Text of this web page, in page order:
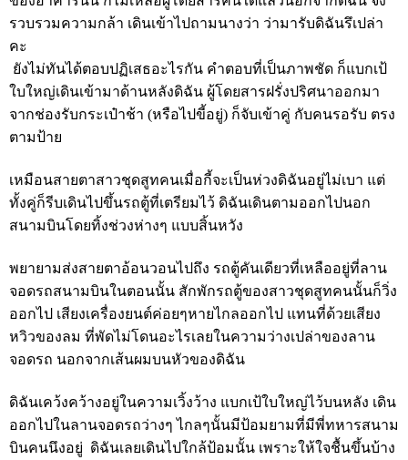
รวบรวมความกล้า เดินเข้าไปถามนางว่า ว่ามารับดิฉันรึเปล่า
คะ
ยังไม่ทันได้ตอบปฏิเสธอะไรกัน คำตอบที่เป็นภาพชัด ก็แบกเป้
ใบใหญ่เดินเข้ามาด้านหลังดิฉัน ผู้โดยสารฝรั่งปริศนาออกมา
จากช่องรับกระเป๋าช้า (หรือไปขี้อยู่) ก็จับเข้าคู่ กับคนรอรับ ตรง
ตามป้าย
เหมือนสายตาสาวชุดสูทคนเมื่อกี้จะเป็นห่วงดิฉันอยู่ไม่เบา แต่
ทั้งคู่ก็รีบเดินไปขึ้นรถตู้ที่เตรียมไว้ ดิฉันเดินตามออกไปนอก
สนามบินโดยทิ้งช่วงห่างๆ แบบสิ้นหวัง
พยายามส่งสายตาอ้อนวอนไปถึง รถตู้คันเดียวที่เหลืออยู่ที่ลาน
จอดรถสนามบินในตอนนั้น สักพักรถตู้ของสาวชุดสูทคนนั้นก็วิ่ง
ออกไป เสียงเครื่องยนต์ค่อยๆหายไกลออกไป แทนที่ด้วยเสียง
หวิวของลม ที่พัดไม่โดนอะไรเลยในความว่างเปล่าของลาน
จอดรถ นอกจากเส้นผมบนหัวของดิฉัน
ดิฉันเคว้งคว้างอยู่ในความเวิ้งว้าง แบกเป้ใบใหญ่ไว้บนหลัง เดิน
ออกไปในลานจอดรถว่างๆ ไกลๆนั้นมีป้อมยามที่มีพี่ทหารสนาม
บินคนนึงอยู่ ดิฉันเลยเดินไปใกล้ป้อมนั้น เพราะให้ใจชื้นขึ้นบ้าง